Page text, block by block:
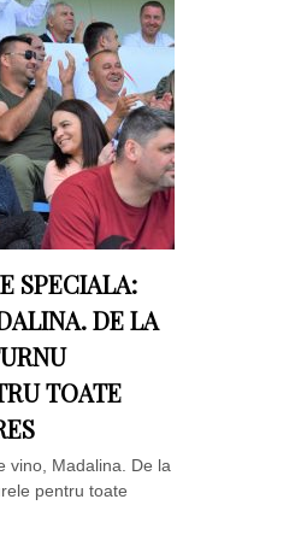
SPECIALA:
DE LA
TOATE
vino, Madalina. De la
pentru toate